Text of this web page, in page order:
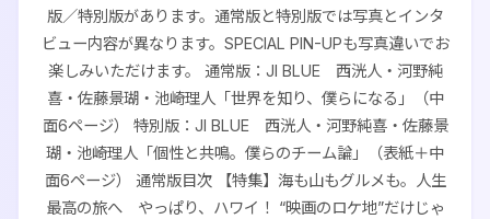
版／特別版があります。通常版と特別版では写真とインタ
ビュー内容が異なります。SPECIAL PIN-UPも写真違いでお
楽しみいただけます。 通常版：JI BLUE 西洸人・河野純
喜・佐藤景瑚・池崎理人「世界を知り、僕らになる」（中
面6ページ） 特別版：JI BLUE 西洸人・河野純喜・佐藤景
瑚・池崎理人「個性と共鳴。僕らのチーム論」（表紙＋中
面6ページ） 通常版目次 【特集】海も山もグルメも。人生
最高の旅へ やっぱり、ハワイ！ “映画のロケ地”だけじゃ